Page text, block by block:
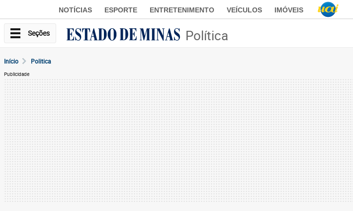
NOTÍCIAS ESPORTE ENTRETENIMENTO VEÍCULOS IMÓVEIS
Seções Política
Início Politica
Publicidade